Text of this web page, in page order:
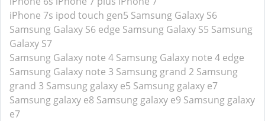
iPhone 7s ipod touch gen5 Samsung Galaxy S6
Samsung Galaxy S6 edge Samsung Galaxy S5 Samsung
Galaxy S7
Samsung Galaxy note 4 Samsung Galaxy note 4 edge
Samsung Galaxy note 3 Samsung grand 2 Samsung
grand 3 Samsung galaxy e5 Samsung galaxy e7
Samsung galaxy e8 Samsung galaxy e9 Samsung galaxy
e7